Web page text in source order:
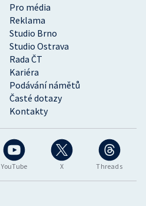
YouTube X Threads
Pro média
Reklama
Studio Brno
Studio Ostrava
Rada ČT
Kariéra
Podávání námětů
Časté dotazy
Kontakty